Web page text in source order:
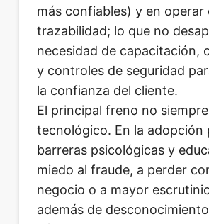
más confiables) y en operar
trazabilidad; lo que no
necesidad de capacitación,
y controles de seguridad
la confianza del cliente.
El principal freno no
tecnológico. En la adopción
barreras psicológicas y
miedo al fraude, a perder
negocio o a mayor
además de